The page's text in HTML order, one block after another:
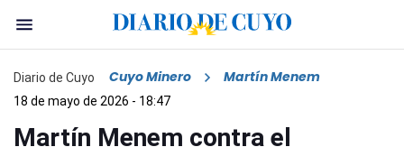
Diario de Cuyo Cuyo Minero Martín Menem
18 de mayo de 2026 - 18:47
Martín Menem contra el